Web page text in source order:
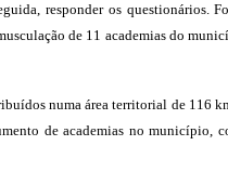
responder os
de 11 academias do
numa área territorial de 116
de academias no